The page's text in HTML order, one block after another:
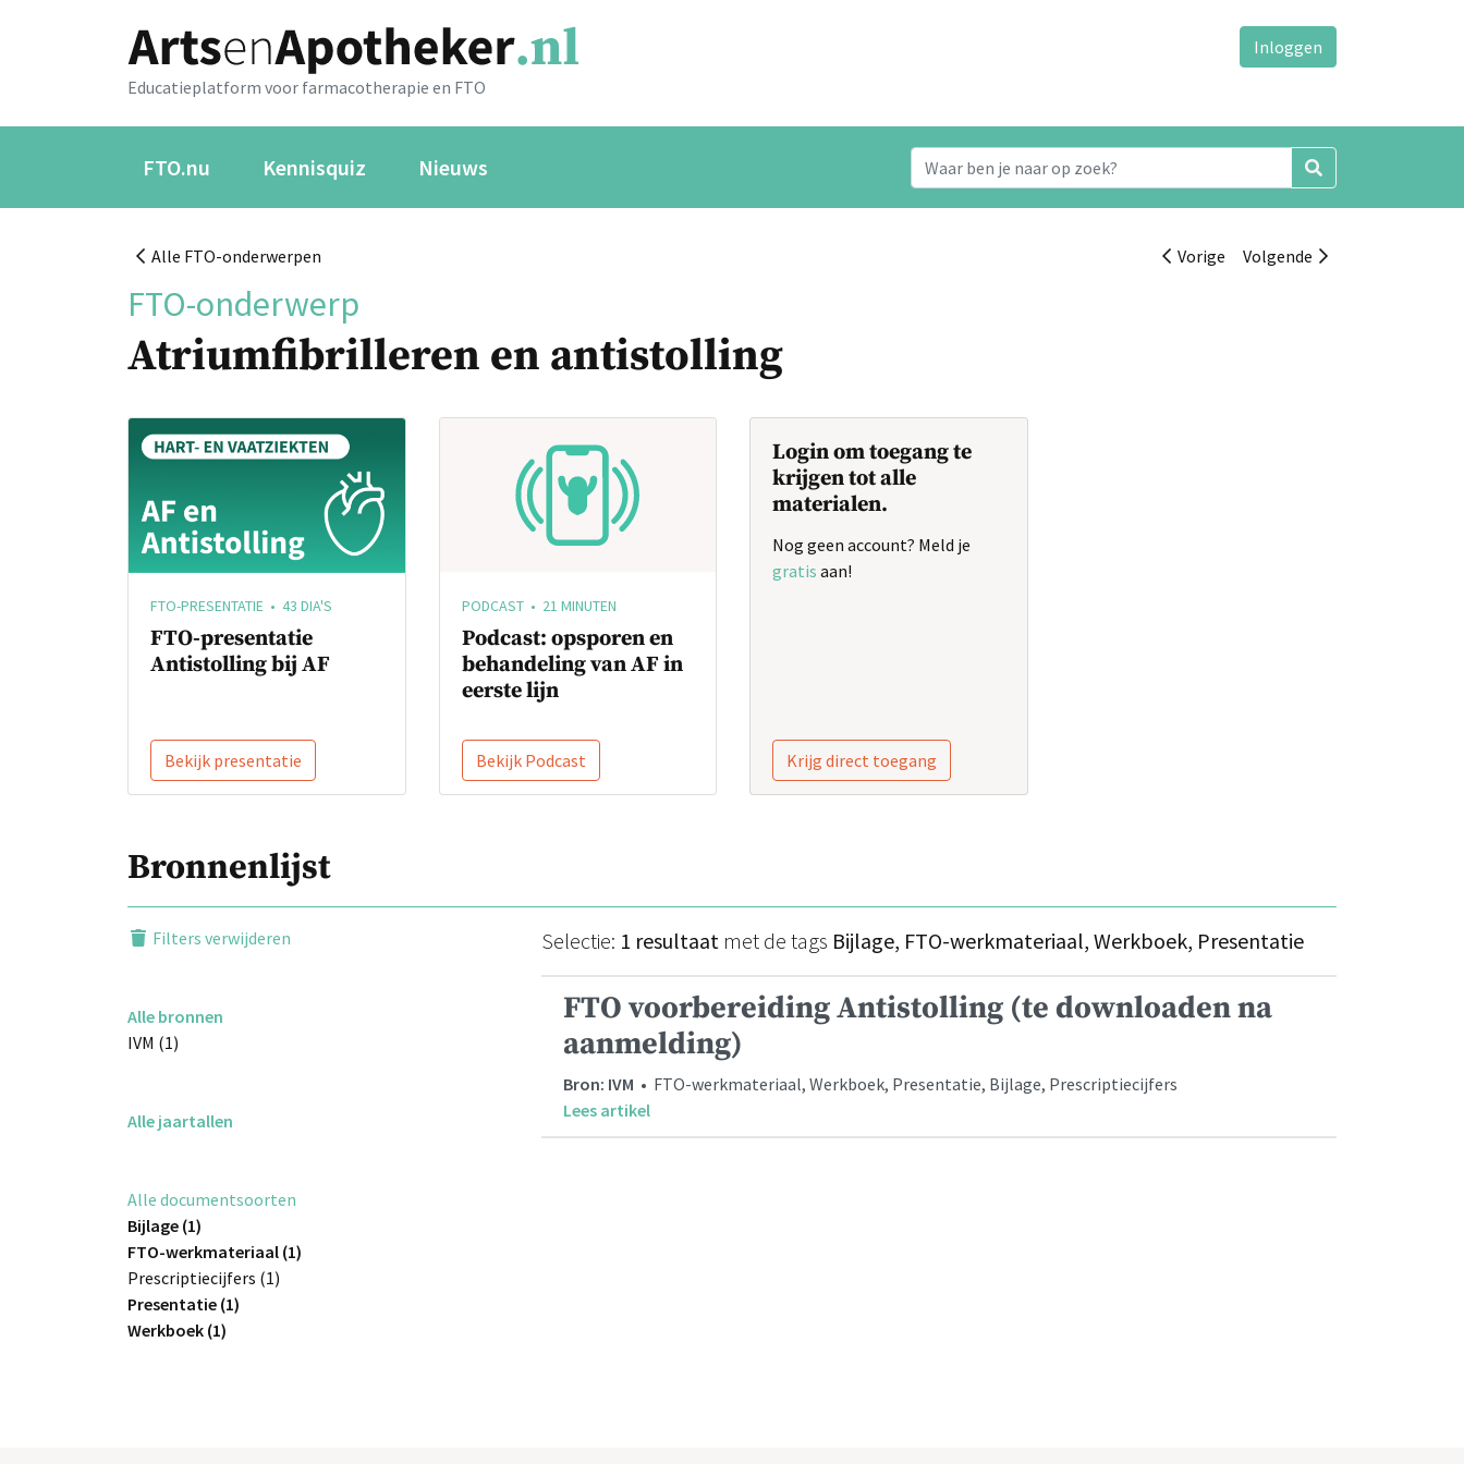
Educatieplatform voor farmacotherapie en FTO
Inloggen
FTO.nu Kennisquiz Nieuws
Alle FTO-onderwerpen Vorige Volgende
FTO-onderwerp
Atriumfibrilleren en antistolling
FTO-PRESENTATIE • 43 DIA'S
FTO-presentatie
Antistolling bij AF
Bekijk presentatie
PODCAST • 21 MINUTEN
Podcast: opsporen en
behandeling van AF in
eerste lijn
Bekijk Podcast
Login om toegang te
krijgen tot alle
materialen.
Nog geen account? Meld je
gratis aan!
Krijg direct toegang
Bronnenlijst
Filters verwijderen
Alle bronnen
IVM (1)
Alle jaartallen
Alle documentsoorten
Bijlage (1)
FTO-werkmateriaal (1)
Prescriptiecijfers (1)
Presentatie (1)
Werkboek (1)
Selectie: 1 resultaat met de tags Bijlage, FTO-werkmateriaal, Werkboek, Presentatie
FTO voorbereiding Antistolling (te downloaden na
aanmelding)
Bron: IVM • FTO-werkmateriaal, Werkboek, Presentatie, Bijlage, Prescriptiecijfers
Lees artikel